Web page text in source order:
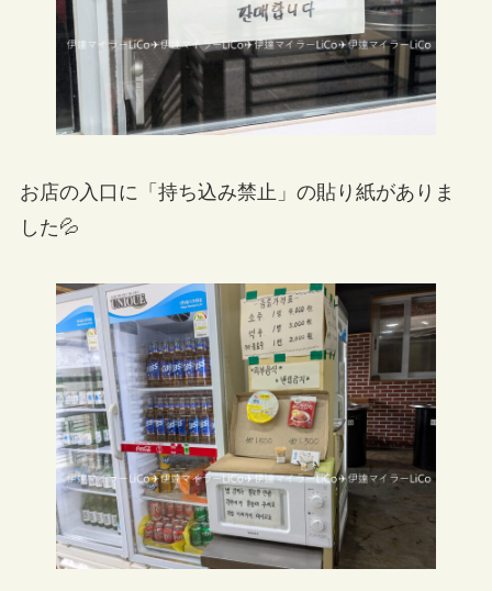
お店の入口に「持ち込み禁止」の貼り紙がありま
した💦